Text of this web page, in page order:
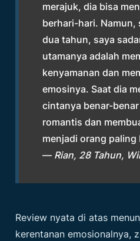
merajuk, dia bisa
berhari-hari. Namun,
dua tahun, saya
utamanya adalah
kenyamanan dan
emosinya. Saat dia
cintanya benar-
romantis dan
menjadi orang paling
— Rian, 28 Tahun,
Review nyata di atas
kerentanan emosionalnya,